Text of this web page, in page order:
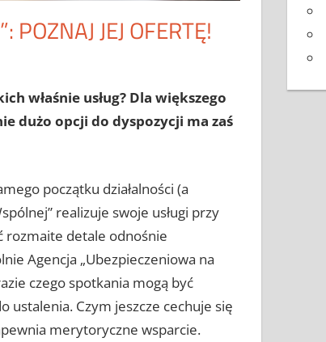
POZNAJ JEJ OFERTĘ!
właśnie usług? Dla większego
dużo opcji do dyspozycji ma zaś
początku działalności (a
realizuje swoje usługi przy
rozmaite detale odnośnie
Agencja „Ubezpieczeniowa na
czego spotkania mogą być
ustalenia. Czym jeszcze cechuje się
merytoryczne wsparcie.